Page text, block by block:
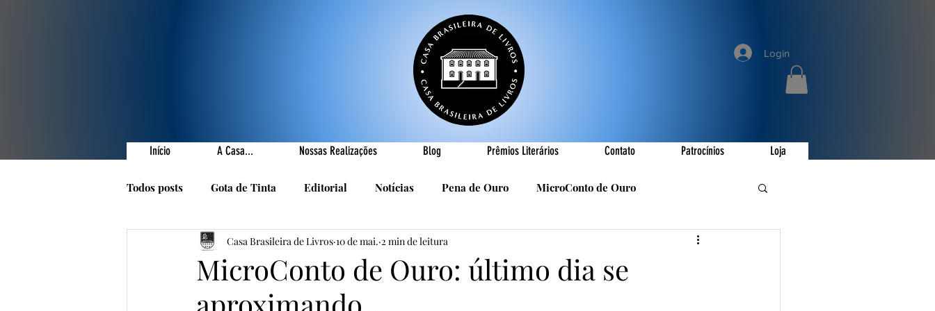
Início A Casa... Nossas Realizações Blog Prêmios Literários Contato Patrocínios Loja
Login
Todos posts Gota de Tinta Editorial Notícias Pena de Ouro MicroConto de Ouro
Prêmios Literários Nossas Realizações Cândido Luís Vasques
1001 Poetas Autores da Casa R. Roldan-Roldan
MicroConto de Ouro: último dia se
Casa Brasileira de Livros 10 de mai. 2 min de leitura